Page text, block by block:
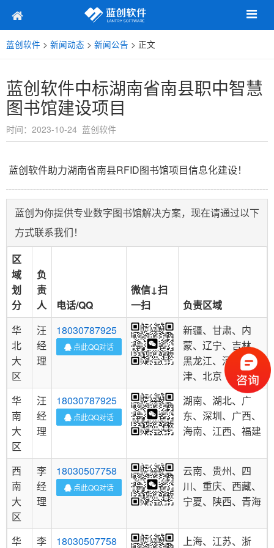
蓝创软件 > 新闻动态 > 新闻公告 > 正文
蓝创软件中标湖南省南县职中智慧
图书馆建设项目
时间：2023-10-24 蓝创软件
蓝创软件助力湖南省南县RFID图书馆项目信息化建设！
蓝创为你提供专业数字图书馆解决方案，现在请通过以下
方式联系我们！
区
域
划
分
负
责
人
电话/QQ
微信↓扫
一扫
负责区域
华
北
大
区
汪
经
理
18030787925
点此QQ对话
新疆、甘肃、内
蒙、辽宁、吉林、
黑龙江、河北、天
津、北京
华
南
大
区
汪
经
理
18030787925
点此QQ对话
湖南、湖北、广
东、深圳、广西、
海南、江西、福建
西
南
大
区
李
经
理
18030507758
点此QQ对话
云南、贵州、四
川、重庆、西藏、
宁夏、陕西、青海
华 李 18030507758 上海、江苏、浙